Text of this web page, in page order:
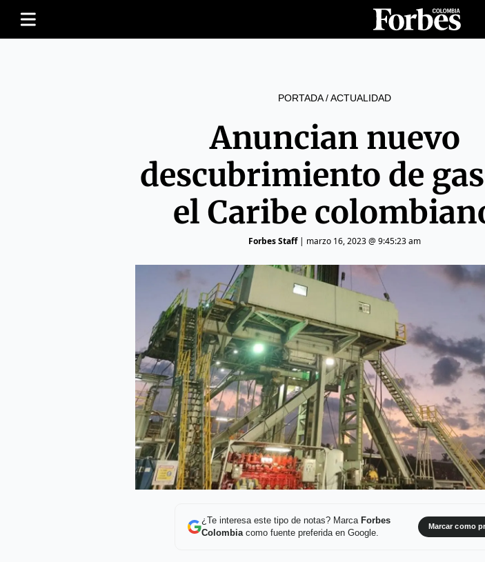
PORTADA/ACTUALIDAD
Anuncian nuevo
descubrimiento de
el Caribe
Forbes Staff| marzo 16, 2023 @ 9:45:23 am
¿Te interesa este tipo de notas? Marca Forbes
Colombiacomo fuente preferida en Google.
Marcar como